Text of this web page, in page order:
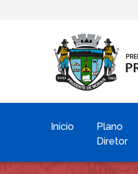
Início
Plano
Diretor